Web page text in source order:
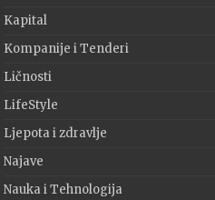
Kapital
Kompanije i Tenderi
Ličnosti
LifeStyle
Ljepota i zdravlje
Najave
Nauka i Tehnologija